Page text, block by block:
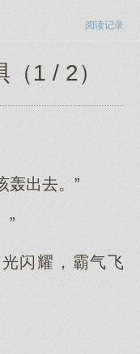
阅读记录
1 / 2）
轰出去。”
”
闪耀，霸气飞